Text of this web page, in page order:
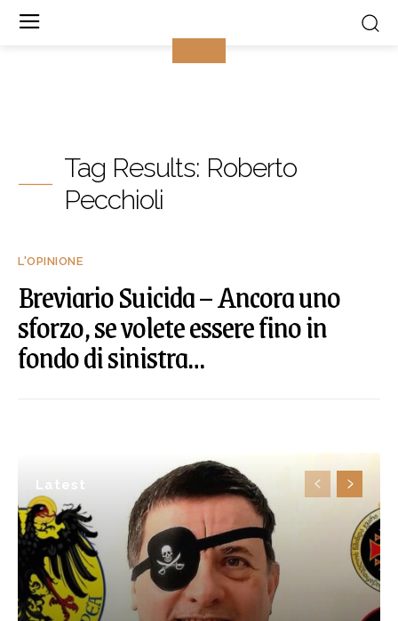
Latest
Tag Results: Roberto
Pecchioli
L'OPINIONE
Breviario Suicida – Ancora uno
sforzo, se volete essere fino in
fondo di sinistra…